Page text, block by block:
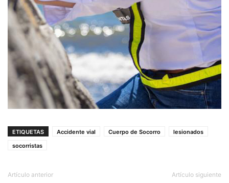
ETIQUETAS Accidente vial Cuerpo de Socorro
lesionados
socorristas
Artículo anterior Artículo siguiente